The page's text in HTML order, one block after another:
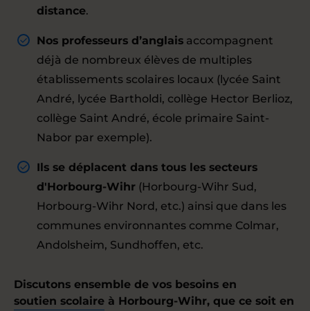
distance.
Nos professeurs d’anglais accompagnent
déjà de nombreux élèves de multiples
établissements scolaires locaux (lycée Saint
André, lycée Bartholdi, collège Hector Berlioz,
collège Saint André, école primaire Saint-
Nabor par exemple).
Ils se déplacent dans tous les secteurs
d'Horbourg-Wihr (Horbourg-Wihr Sud,
Horbourg-Wihr Nord, etc.) ainsi que dans les
communes environnantes comme Colmar,
Andolsheim, Sundhoffen, etc.
Discutons ensemble de vos besoins en
soutien scolaire à Horbourg-Wihr, que ce soit en